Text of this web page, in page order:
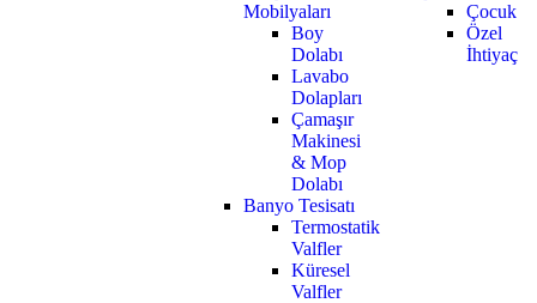
Mobilyaları
Boy
Dolabı
Lavabo
Dolapları
Çamaşır
Makinesi
& Mop
Dolabı
Banyo Tesisatı
Termostatik
Valfler
Küresel
Valfler
Çocuk
Özel
İhtiyaç